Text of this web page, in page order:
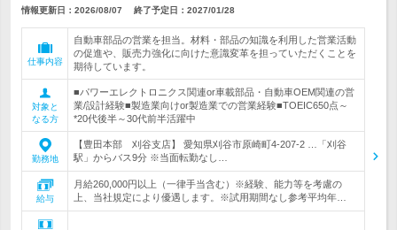
情報更新日：2026/08/07 終了予定日： 2027/01/28
仕事内容
自動車部品の営業を担当。材料・部品の知識を利用した営業活動
の促進や、販売力強化に向けた意識変革を担っていただくことを
期待しています。
対象と
なる方
■パワーエレクトロニクス関連or車載部品・自動車OEM関連の営
業/設計経験■製造業向けor製造業での営業経験■TOEIC650点～
*20代後半～30代前半活躍中
勤務地
【豊田本部 刈谷支店】 愛知県刈谷市原崎町4-207-2 …「刈谷
駅」からバス9分 ※当面転勤なし…
給与
月給260,000円以上（一律手当含む）※経験、能力等を考慮の
上、当社規定により優遇します。※試用期間なし参考平均年…